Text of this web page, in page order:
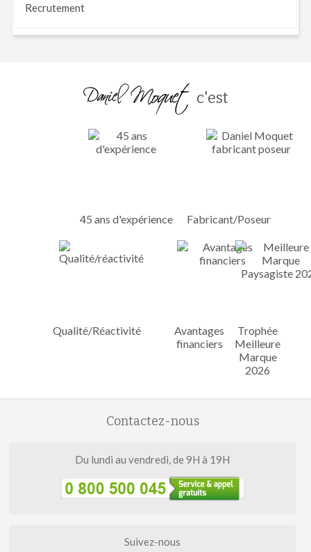
Recrutement
c'est
45 ans d'expérience Fabricant/Poseur
Qualité/Réactivité
Avantages
financiers
Trophée
Meilleure
Marque
2026
Contactez-nous
Du lundi au vendredi, de 9H à 19H
Suivez-nous